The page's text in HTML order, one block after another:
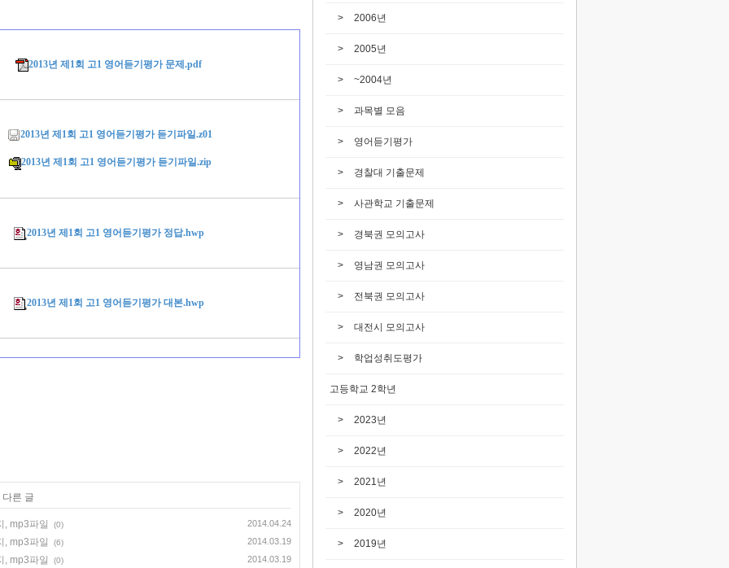
2013년 제1회 고1 영어듣기평가 문제.pdf
2013년 제1회 고1 영어듣기평가 듣기파일.z01
2013년 제1회 고1 영어듣기평가 듣기파일.zip
2013년 제1회 고1 영어듣기평가 정답.hwp
2013년 제1회 고1 영어듣기평가 대본.hwp
른 글
, mp3파일 (0) 2014.04.24
, mp3파일 (6) 2014.03.19
, mp3파일 (0) 2014.03.19
2006년
2005년
~2004년
과목별 모음
영어듣기평가
경찰대 기출문제
사관학교 기출문제
경북권 모의고사
영남권 모의고사
전북권 모의고사
대전시 모의고사
학업성취도평가
고등학교 2학년
2023년
2022년
2021년
2020년
2019년